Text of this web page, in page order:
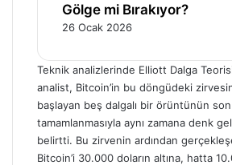
Gölge mi Bırakıyor?
26 Ocak 2026
Teknik analizlerinde Elliott Dalga
analist, Bitcoin’in bu döngüdeki
başlayan beş dalgalı bir örüntünün son
tamamlanmasıyla aynı zamana denk
belirtti. Bu zirvenin ardından
Bitcoin’i 30.000 doların altına, hatta